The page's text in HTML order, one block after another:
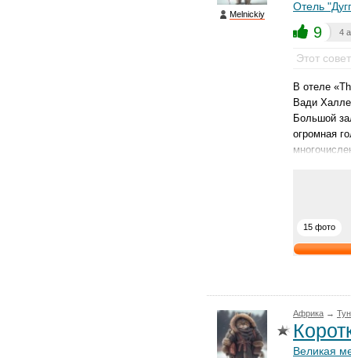
Melnickiy
Отель
9 4
Этот
В отеле
Вади
Большой
огромная
15 фото
Африка →
Великая